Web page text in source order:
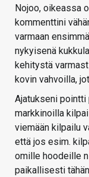
Nojoo, oikeassa
kommenttini
varmaan
nykyisenä
kehitystä
kovin vahvoilla,
Ajatukseni pointti
markkinoilla
viemään kilpailu
että jos esim.
omille hoodeille
paikallisesti